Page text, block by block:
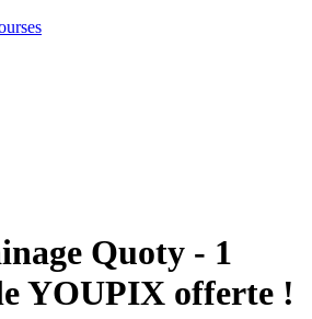
Quoty - 1
YOUPIX offerte !